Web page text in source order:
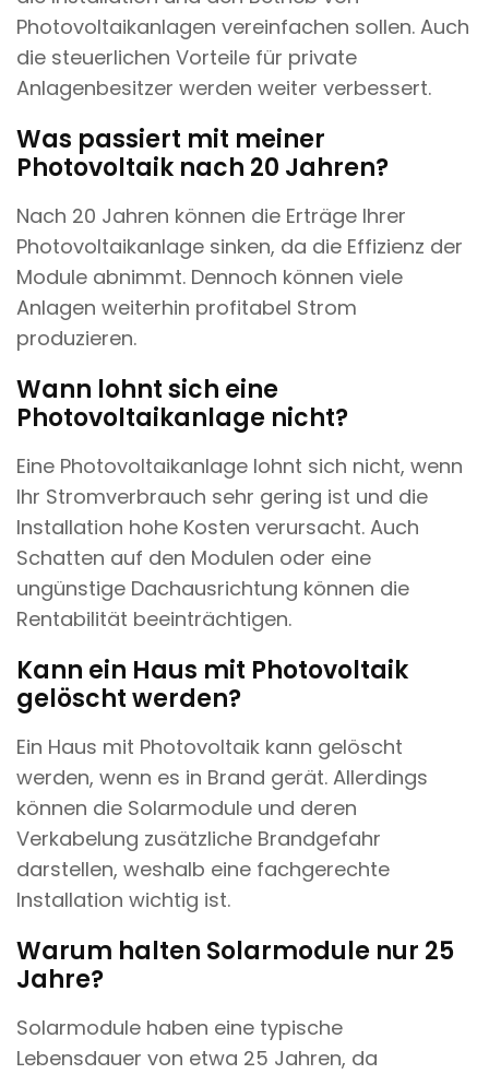
Photovoltaikanlagen vereinfachen sollen. Auch
die steuerlichen Vorteile für private
Anlagenbesitzer werden weiter verbessert.
Was passiert mit meiner
Photovoltaik nach 20 Jahren?
Nach 20 Jahren können die Erträge Ihrer
Photovoltaikanlage sinken, da die Effizienz der
Module abnimmt. Dennoch können viele
Anlagen weiterhin profitabel Strom
produzieren.
Wann lohnt sich eine
Photovoltaikanlage nicht?
Eine Photovoltaikanlage lohnt sich nicht, wenn
Ihr Stromverbrauch sehr gering ist und die
Installation hohe Kosten verursacht. Auch
Schatten auf den Modulen oder eine
ungünstige Dachausrichtung können die
Rentabilität beeinträchtigen.
Kann ein Haus mit Photovoltaik
gelöscht werden?
Ein Haus mit Photovoltaik kann gelöscht
werden, wenn es in Brand gerät. Allerdings
können die Solarmodule und deren
Verkabelung zusätzliche Brandgefahr
darstellen, weshalb eine fachgerechte
Installation wichtig ist.
Warum halten Solarmodule nur 25
Jahre?
Solarmodule haben eine typische
Lebensdauer von etwa 25 Jahren, da